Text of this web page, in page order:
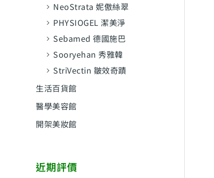
NeoStrata 妮傲絲翠
PHYSIOGEL 潔美淨
Sebamed 德國施巴
Sooryehan 秀雅韓
StriVectin 皺效奇蹟
生活百貨館
醫學美容館
開架美妝館
近期評價